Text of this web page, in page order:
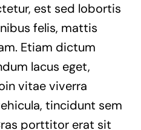
est sed lobortis
felis, mattis
Etiam dictum
lacus eget,
vitae viverra
tincidunt sem
porttitor erat sit